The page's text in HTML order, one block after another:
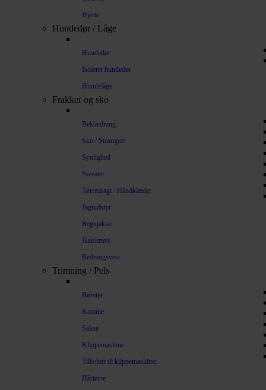
Hjerte
Hundedør / Låge
Hundedør
Isoleret hundedør
Hundelåge
Frakker og sko
Beklædning
Sko / Strømper
Synlighed
Sweater
Tørredragt / Håndklæder
Jagtudstyr
Regnjakke
Halskrave
Redningsvest
Trimning / Pels
Børster
Kamme
Sakse
Klippemaskine
Tilbehør til klippemaskiner
Hårtørre